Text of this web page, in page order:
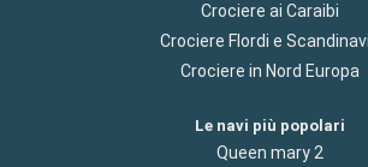
Crociere ai Caraibi
Crociere Flordi e
Crociere in Nord Europa
Le navi più popolari
Queen mary 2